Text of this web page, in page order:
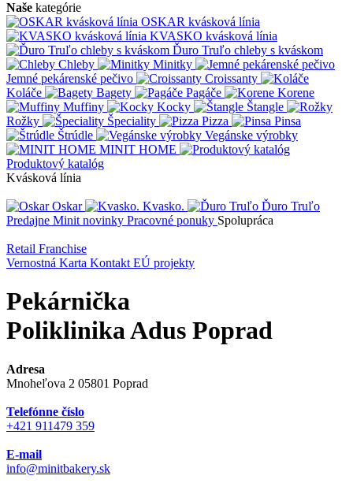
Naše kategórie
OSKAR kvásková línia
KVASKO kvásková línia
Ďuro Truľo chleby s kváskom
Chleby
Minitky
Jemné pekárenské pečivo
Croissanty
Koláče
Bagety Pagáče
Korene
Muffiny
Kocky
Štangle
Rožky
Špeciality Pizza
Pinsa
Štrúdle
Vegánske výrobky
MINIT HOME
Produktový katalóg
Kvásková línia
Oskar Kvasko.
Ďuro Truľo
Predajne Minit novinky Pracovné ponuky Spolupráca
Retail Franchise
Vernostná Karta Kontakt EÚ projekty
Pekárnička
Poliklinika Adus Poprad
Adresa
Mnoheľova 2 05801 Poprad
Telefónne číslo
+421 911479 359
E-mail
info@minitbakery.sk